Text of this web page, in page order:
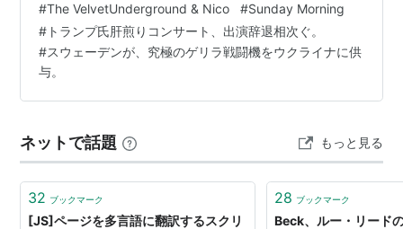
中、 とにかく、朝だよ～、と、 弱～く耳元でささやかれ
てるような……。 うん……、そうだね、 これは、もう、
朝だね。 うん、朝だ……。 朝に違いない……。 ゴッホを
思わせるプロモーションビデオも、 サイケデリックで素
敵。 ●…
#The VelvetUnderground & Nico #Sunday Morning
# トランプ氏肝煎りコンサート、出演辞退相次ぐ。
#スウェーデンが、究極のゲリラ戦闘機をウクライナに供
与。
ネットで話題 もっと見る
32 ブックマーク
[JS]ページを多言語に翻訳するスクリ
28 ブックマーク
Beck、ルー・リード